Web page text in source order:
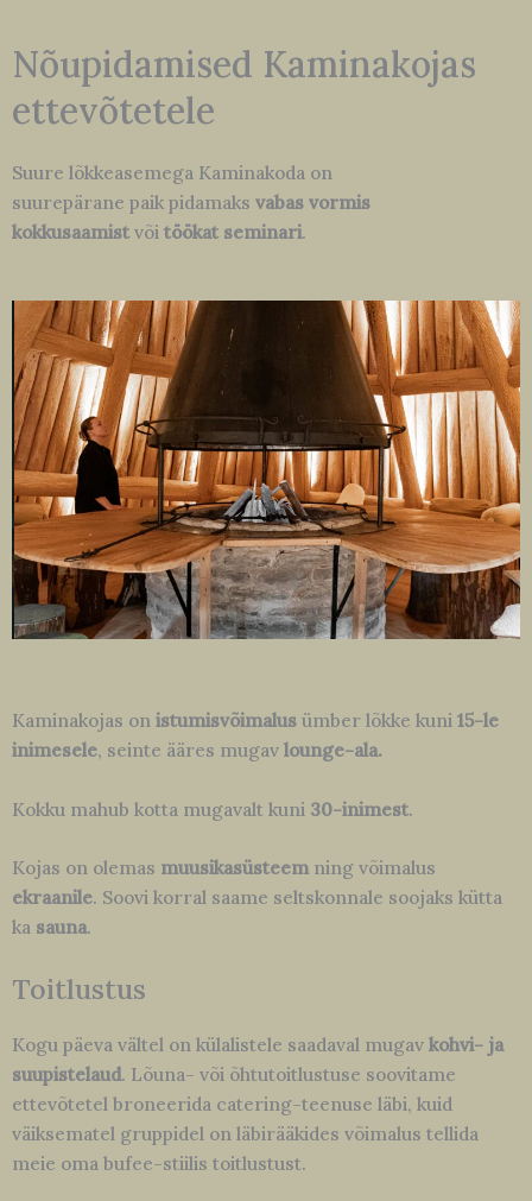
Nõupidamised Kaminakojas
ettevõtetele
Suure lõkkeasemega Kaminakoda on
suurepärane paik pidamaks vabas vormis
kokkusaamist või töökat seminari.
Toitlustus
Kogu päeva vältel on külalistele saadaval mugav kohvi- ja
suupistelaud. Lõuna- või õhtutoitlustuse soovitame
ettevõtetel broneerida catering-teenuse läbi, kuid
väiksematel gruppidel on läbirääkides võimalus tellida
meie oma bufee-stiilis toitlustust.
Kaminakojas on istumisvõimalus ümber lõkke kuni 15-le
inimesele, seinte ääres mugav lounge-ala.
Kokku mahub kotta mugavalt kuni 30-inimest.
Kojas on olemas muusikasüsteemning võimalus
ekraanile. Soovi korral saame seltskonnale soojaks kütta
ka sauna.